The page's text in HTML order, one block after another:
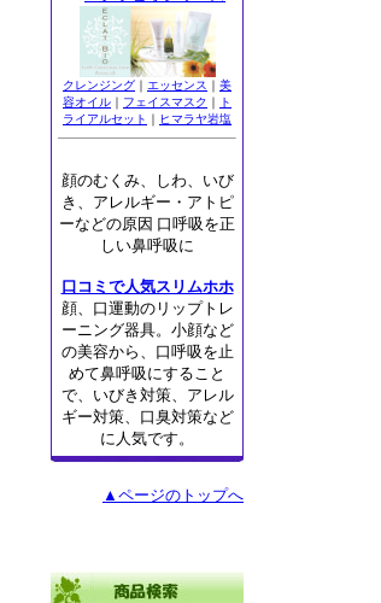
クレンジング ｜ エッセンス ｜ 美
容オイル ｜ フェイスマスク ｜
ト
ライアルセット ｜ ヒマラヤ岩塩
顔のむくみ、しわ、いび
き、アレルギー・アトピ
ーなどの原因 口呼吸を正
しい鼻呼吸に
口コミで人気スリムホホ
顔、口運動のリップトレ
ーニング器具。小顔など
の美容から、口呼吸を止
めて鼻呼吸にすること
で、いびき対策、アレル
ギー対策、口臭対策など
に人気です。
▲ページのトップへ